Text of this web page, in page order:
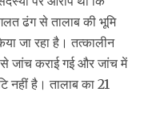
ढंग से तालाब की भूमि
जा रहा है। तत्कालीन
से जांच कराई गई और जांच में
नहीं है। तालाब का 21